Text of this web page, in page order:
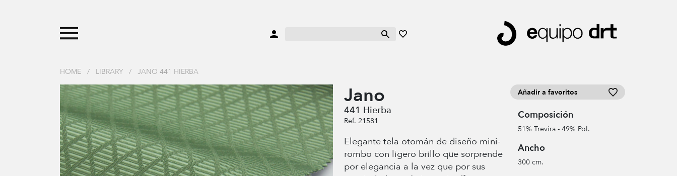
HOME / LIBRARY / JANO 441 HIERBA
Jano
441 Hierba
Ref. 21581
Elegante tela otomán de diseño mini-
rombo con ligero brillo que sorprende
por elegancia a la vez que por sus
Añadir a favoritos
Composición
51% Trevira - 49% Pol.
Ancho
300 cm.